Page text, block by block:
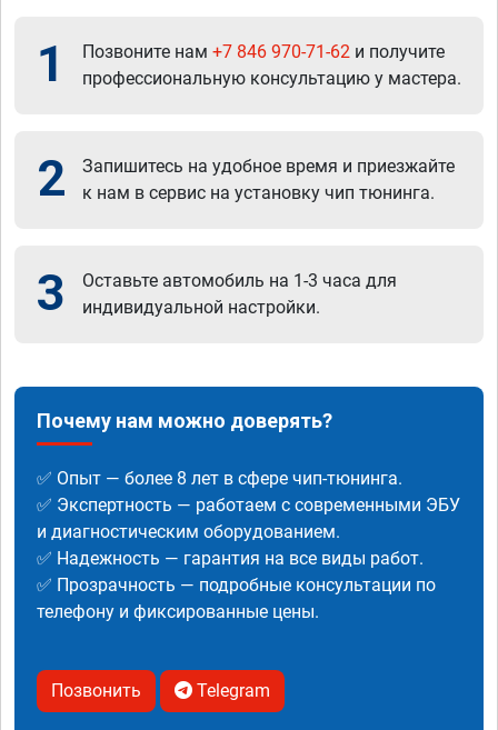
1 Позвоните нам +7 846 970-71-62 и получите
профессиональную консультацию у мастера.
2
Запишитесь на удобное время и приезжайте
к нам в сервис на установку чип тюнинга.
3
Оставьте автомобиль на 1-3 часа для
индивидуальной настройки.
Почему нам можно доверять?
✅ Опыт — более 8 лет в сфере чип-тюнинга.
✅ Экспертность — работаем с современными ЭБУ
и диагностическим оборудованием.
✅ Надежность — гарантия на все виды работ.
✅ Прозрачность — подробные консультации по
телефону и фиксированные цены.
Позвонить Telegram